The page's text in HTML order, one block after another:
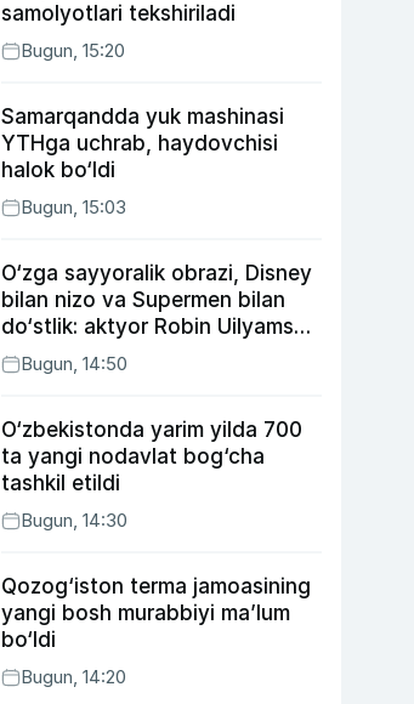
samolyotlari tekshiriladi
Bugun, 15:20
Samarqandda yuk mashinasi
YTHga uchrab, haydovchisi
halok bo‘ldi
Bugun, 15:03
O‘zga sayyoralik obrazi, Disney
bilan nizo va Supermen bilan
do‘stlik: aktyor Robin Uilyams
haqida ko‘pchilik bilmaydigan
faktlar
Bugun, 14:50
O‘zbekistonda yarim yilda 700
ta yangi nodavlat bog‘cha
tashkil etildi
Bugun, 14:30
Qozog‘iston terma jamoasining
yangi bosh murabbiyi ma’lum
bo‘ldi
Bugun, 14:20